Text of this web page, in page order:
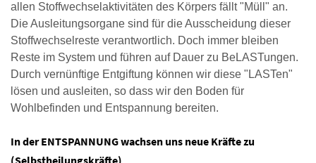
allen Stoffwechselaktivitäten des Körpers fällt "Müll" an.
Die Ausleitungsorgane sind für die Ausscheidung dieser
Stoffwechselreste verantwortlich. Doch immer bleiben
Reste im System und führen auf Dauer zu BeLASTungen.
Durch vernünftige Entgiftung können wir diese "LASTen"
lösen und ausleiten, so dass wir den Boden für
Wohlbefinden und Entspannung bereiten.
In der ENTSPANNUNG wachsen uns neue Kräfte zu